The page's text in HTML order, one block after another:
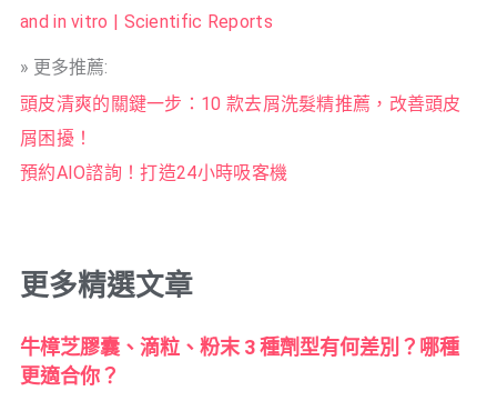
and in vitro | Scientific Reports
» 更多推薦:
頭皮清爽的關鍵一步：10 款去屑洗髮精推薦，改善頭皮
屑困擾！
預約AIO諮詢！打造24小時吸客機
更多精選文章
牛樟芝膠囊、滴粒、粉末 3 種劑型有何差別？哪種
更適合你？